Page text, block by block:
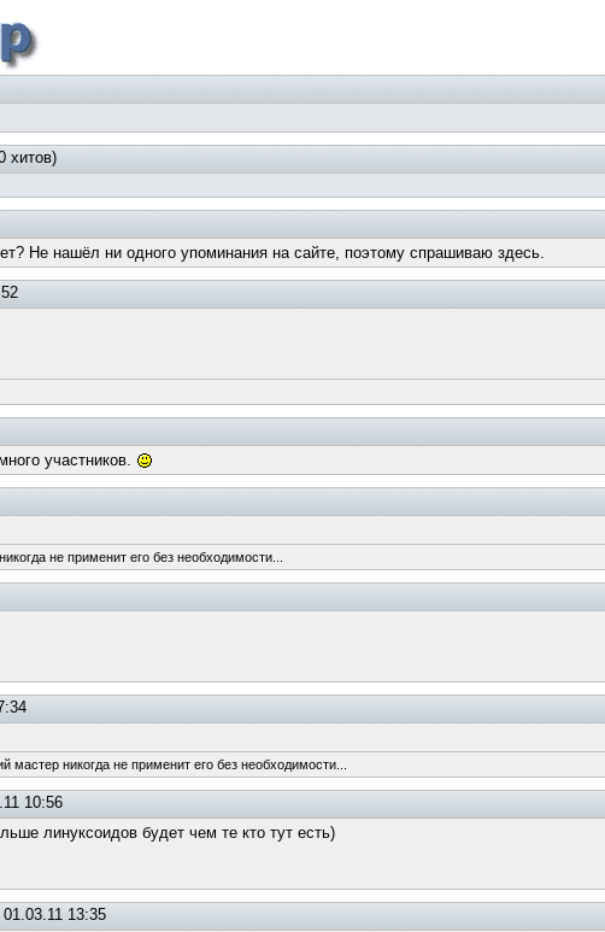
хитов)
Не нашёл ни одного упоминания на сайте, поэтому спрашиваю здесь.
участников.
не применит его без необходимости...
мастер никогда не применит его без необходимости...
10:56
линуксоидов будет чем те кто тут есть)
01.03.11 13:35